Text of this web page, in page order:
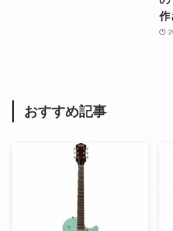
作
おすすめ記事